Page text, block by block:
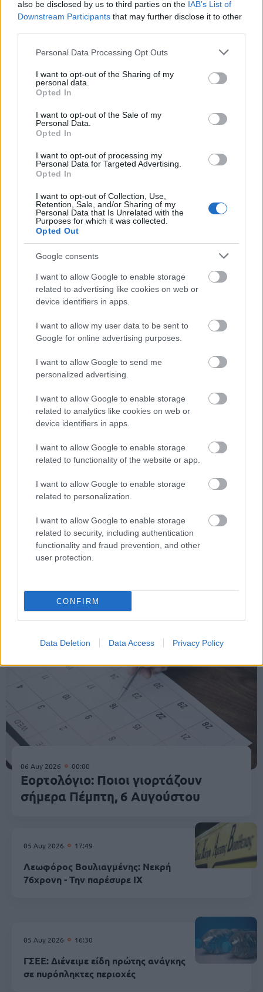
also be disclosed by us to third parties on the IAB’s List of
Downstream Participants that may further disclose it to other
Please note that this website/app uses one or more Google
not limited to your visit or usage behaviour. You may click to
grant or deny consent to Google and its third-party tags to
use your data for below specified purposes in below Google
consent section.
Personal Data Processing Opt Outs
I want to opt-out of the Sharing of my
personal data.
Opted In
I want to opt-out of the Sale of my
Personal Data.
Opted In
I want to opt-out of processing my
Personal Data for Targeted Advertising.
Opted In
I want to opt-out of Collection, Use,
Retention, Sale, and/or Sharing of my
Personal Data that Is Unrelated with the
Purposes for which it was collected.
Opted Out
Google consents
I want to allow Google to enable storage
related to advertising like cookies on web or
device identifiers in apps.
I want to allow my user data to be sent to
Google for online advertising purposes.
I want to allow Google to send me
personalized advertising.
I want to allow Google to enable storage
related to analytics like cookies on web or
device identifiers in apps.
I want to allow Google to enable storage
related to functionality of the website or app.
I want to allow Google to enable storage
related to personalization.
I want to allow Google to enable storage
related to security, including authentication
functionality and fraud prevention, and other
user protection.
CONFIRM
Data Deletion Data Access Privacy Policy
αναζήτησης της Google
Δημοφιλείς Ειδήσεις
Τουρισμός για Όλους 2026: Ανοίγει
σήμερα η πλατφόρμα - Ποια ΑΦΜ
κάνουν αίτηση
ΔΥΠΑ/ΟΑΕΔ: 8.000 νέες προσλήψεις -
Από σήμερα οι αιτήσεις
Αλλάζουν τα χαρτονομίσματα ευρώ –
Οριστικά εκτός το 500ευρο
Δημοτική Αστυνομία: Νέα οριστικά
ΕΚΑΒ Νοσοκομεία
Κοινωνία
06 Αυγ 2026 00:00
Εορτολόγιο: Ποιοι γιορτάζουν
σήμερα Πέμπτη, 6 Αυγούστου
05 Αυγ 2026 17:49
Λεωφόρος Βουλιαγμένης: Νεκρή
76χρονη - Την παρέσυρε ΙΧ
05 Αυγ 2026 16:30
ΓΣΕΕ: Διένειμε είδη πρώτης ανάγκης
σε πυρόπληκτες περιοχές